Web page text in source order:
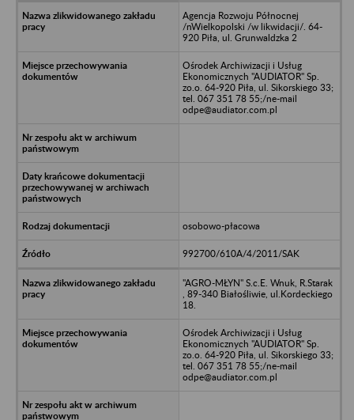
Agencja Rozwoju Północnej
/nWielkopolski /w likwidacji/. 64-
920 Piła, ul. Grunwaldzka 2
Ośrodek Archiwizacji i Usług
Ekonomicznych "AUDIATOR" Sp.
zo.o. 64-920 Piła, ul. Sikorskiego 33;
tel. 067 351 78 55;/ne-mail
odpe@audiator.com.pl
osobowo-płacowa
992700/610A/4/2011/SAK
"AGRO-MŁYN" S.c.E. Wnuk, R.Starak
, 89-340 Białośliwie, ul.Kordeckiego
18.
Ośrodek Archiwizacji i Usług
Ekonomicznych "AUDIATOR" Sp.
zo.o. 64-920 Piła, ul. Sikorskiego 33;
tel. 067 351 78 55;/ne-mail
odpe@audiator.com.pl